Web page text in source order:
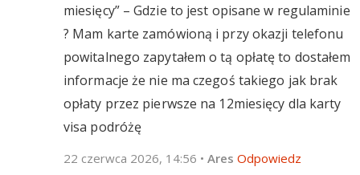
miesięcy” – Gdzie to jest opisane w regulaminie
? Mam karte zamówioną i przy okazji telefonu
powitalnego zapytałem o tą opłatę to dostałem
informacje że nie ma czegoś takiego jak brak
opłaty przez pierwsze na 12miesięcy dla karty
visa podróżę
22 czerwca 2026, 14:56 • Ares Odpowiedz